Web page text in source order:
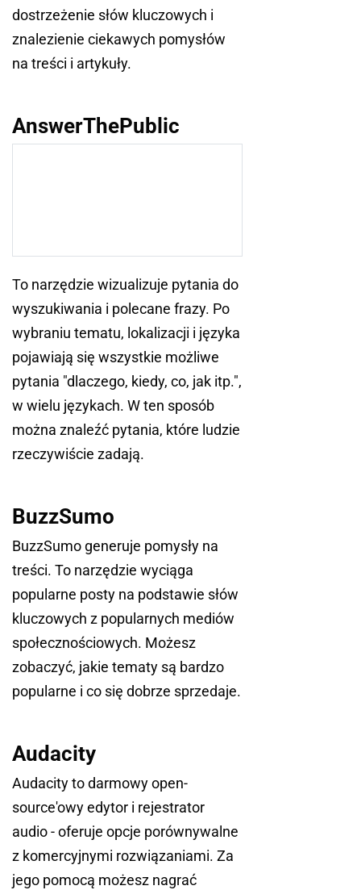
dostrzeżenie słów kluczowych i
znalezienie ciekawych pomysłów
na treści i artykuły.
AnswerThePublic
To narzędzie wizualizuje pytania do
wyszukiwania i polecane frazy. Po
wybraniu tematu, lokalizacji i języka
pojawiają się wszystkie możliwe
pytania "dlaczego, kiedy, co, jak itp.",
w wielu językach. W ten sposób
można znaleźć pytania, które ludzie
rzeczywiście zadają.
BuzzSumo
BuzzSumo generuje pomysły na
treści. To narzędzie wyciąga
popularne posty na podstawie słów
kluczowych z popularnych mediów
społecznościowych. Możesz
zobaczyć, jakie tematy są bardzo
popularne i co się dobrze sprzedaje.
Audacity
Audacity to darmowy open-
source'owy edytor i rejestrator
audio - oferuje opcje porównywalne
z komercyjnymi rozwiązaniami. Za
jego pomocą możesz nagrać